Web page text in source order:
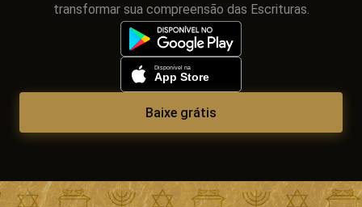
transformar sua compreensão das Escrituras.
Baixe grátis